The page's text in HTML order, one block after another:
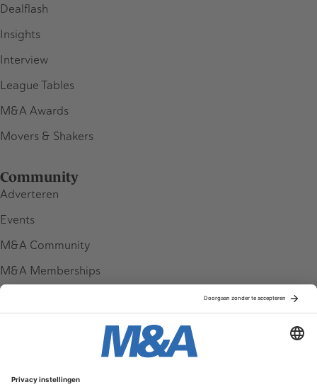
Dealflash
Insights
Interview
League Tables
M&A Awards
Movers & Shakers
Community
Adverteren
Events
M&A Community
M&A Memberships